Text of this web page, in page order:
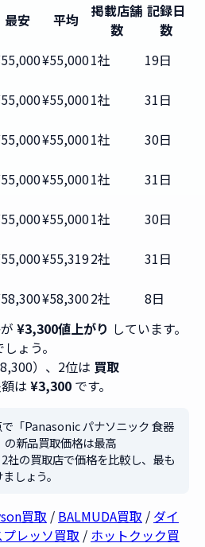
最安 平均
掲載店舗
数
記録日
数
¥55,0001社
19日
¥55,0001社
31日
¥55,0001社
30日
¥55,0001社
31日
¥55,0001社
30日
¥55,3192社
31日
¥58,3002社
8日
¥3,300値上がり しています。
ょう。
）、2位は 買取
は ¥3,300 です。
「Panasonic パナソニック 食器
新品買取価格は最高
社の買取店で価格を比較し、最も
しょう。
買取 / BALMUDA買取 / ダイ
プレッソ買取 / ホットクック買